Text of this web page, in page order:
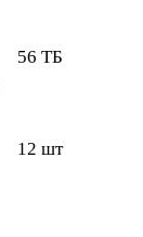
56 ТБ
12 шт